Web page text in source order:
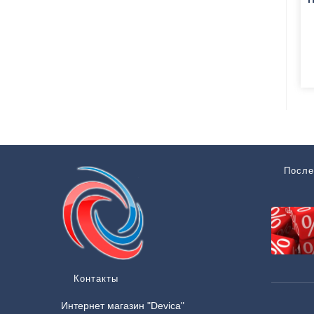
Контакты
Интернет магазин "Devica"